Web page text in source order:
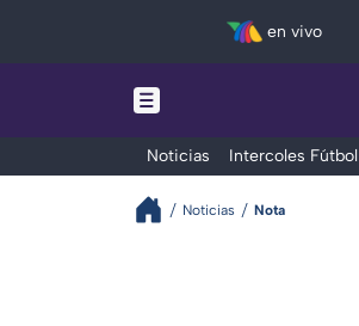
en vivo
Noticias Intercoles Fútbol
Noticias Nota